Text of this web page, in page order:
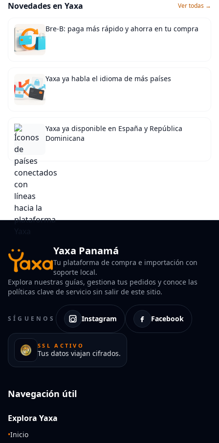
Novedades en Yaxa Ver todas →
Bre-B: paga más rápido y ahorra en tu compra
Yaxa ya habla el idioma de más países
Yaxa ya disponible en España y República
Dominicana
Yaxa Panamá
Tu plataforma de compra e importación con
soporte local.
Explora nuestras guías, gestiona tus pedidos y conoce las
políticas clave de servicio sin salir de este sitio.
SÍGUENOS Instagram Facebook
SSL ACTIVO
Tus datos viajan cifrados.
Navegación útil
Explora Yaxa
•Inicio